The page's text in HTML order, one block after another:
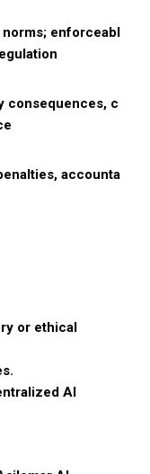
enforceabl
consequences, c
accounta
or ethical
AI